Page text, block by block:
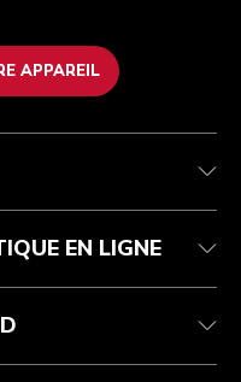
APPAREIL
EN LIGNE